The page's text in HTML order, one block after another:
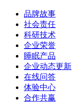
品牌故事
社会责任
科研技术
企业荣誉
睡眠产品
企业动态更新
在线问答
体验中心
合作共赢